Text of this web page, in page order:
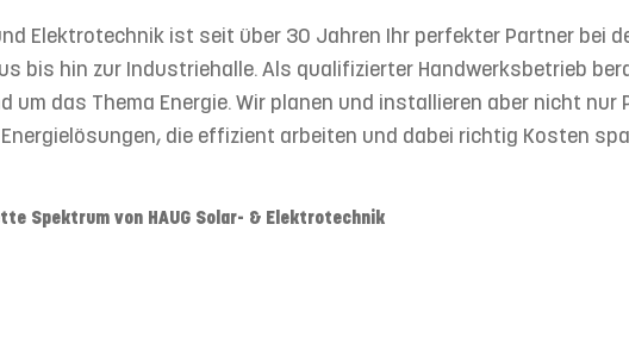
Elektrotechnik ist seit über 30 Jahren Ihr perfekter Partner bei
bis hin zur Industriehalle. Als qualifizierter Handwerksbetrieb
um das Thema Energie. Wir planen und installieren aber nicht
die effizient arbeiten und dabei richtig Kosten
Spektrum von HAUG Solar- & Elektrotechnik